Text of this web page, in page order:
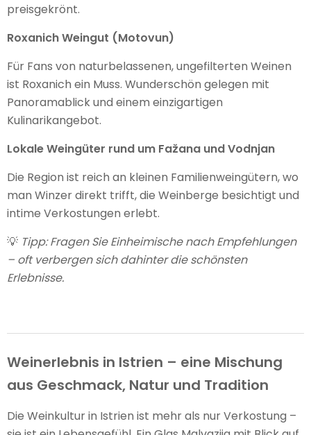
preisgekrönt.
Roxanich Weingut (Motovun)
Für Fans von naturbelassenen, ungefilterten Weinen
ist Roxanich ein Muss. Wunderschön gelegen mit
Panoramablick und einem einzigartigen
Kulinarikangebot.
Lokale Weingüter rund um Fažana und Vodnjan
Die Region ist reich an kleinen Familienweingütern, wo
man Winzer direkt trifft, die Weinberge besichtigt und
intime Verkostungen erlebt.
💡 Tipp: Fragen Sie Einheimische nach Empfehlungen
– oft verbergen sich dahinter die schönsten
Erlebnisse.
Weinerlebnis in Istrien – eine Mischung
aus Geschmack, Natur und Tradition
Die Weinkultur in Istrien ist mehr als nur Verkostung –